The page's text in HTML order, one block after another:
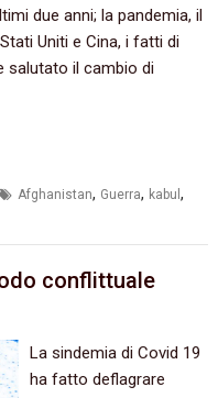
due anni; la pandemia, il
Uniti e Cina, i fatti di
salutato il cambio di
Afghanistan, Guerra, kabul,
conflittuale
La sindemia di Covid 19
ha fatto deflagrare